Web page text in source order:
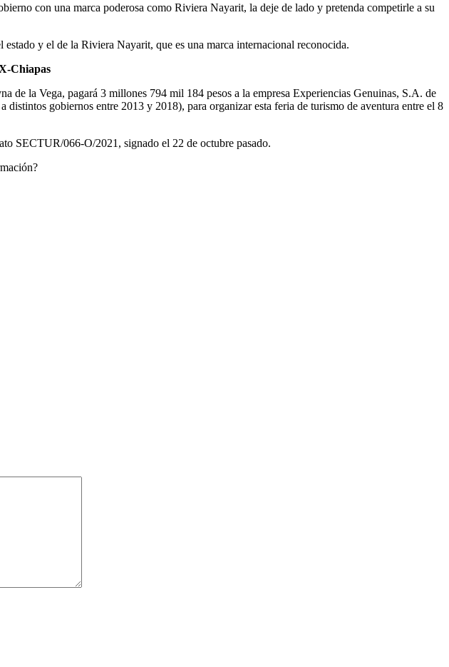
con una marca poderosa como Riviera Nayarit, la deje de lado y pretenda competirle a su
y el de la Riviera Nayarit, que es una marca internacional reconocida.
Chiapas
de la Vega, pagará 3 millones 794 mil 184 pesos a la empresa Experiencias Genuinas, S.A. de
gobiernos entre 2013 y 2018), para organizar esta feria de turismo de aventura entre el 8
SECTUR/066-O/2021, signado el 22 de octubre pasado.